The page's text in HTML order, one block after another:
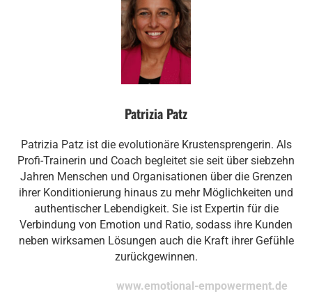
Patrizia Patz
Patrizia Patz ist die evolutionäre Krustensprengerin. Als
Profi-Trainerin und Coach begleitet sie seit über siebzehn
Jahren Menschen und Organisationen über die Grenzen
ihrer Konditionierung hinaus zu mehr Möglichkeiten und
authentischer Lebendigkeit. Sie ist Expertin für die
Verbindung von Emotion und Ratio, sodass ihre Kunden
neben wirksamen Lösungen auch die Kraft ihrer Gefühle
zurückgewinnen.
www.emotional-empowerment.de